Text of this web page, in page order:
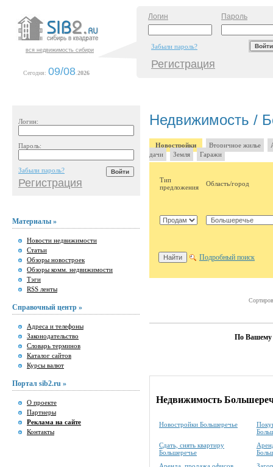
вся недвижимость сибири
Сегодня: 09/08 2026
Логин Пароль
Забыли пароль?
Регистрация
Логин:
Пароль:
Забыли пароль?
Регистрация
Материалы »
Новости недвижимости
Статьи
Обзоры новостроек
Обзоры комм. недвижимости
Тэги
RSS ленты
Справочный центр »
Адреса и телефоны
Законодательство
Словарь терминов
Каталог сайтов
Курсы валют
Портал sib2.ru »
О проекте
Партнеры
Реклама на сайте
Контакты
Недвижимость /
Новостройки Вторичное жилье
дачи
Земля Гаражи
Тип
предложения
Область/город
Подробный поиск
По Вашему
Недвижимость
Новостройки Большеречье
Сдать, снять квартиру
Большеречье